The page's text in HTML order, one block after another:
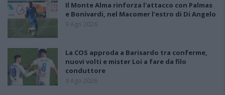
Il Monte Alma rinforza l'attacco con Palmas
e Bonivardi, nel Macomer l'estro di Di Angelo
9 Ago 2026
La COS approda a Barisardo tra conferme,
nuovi volti e mister Loi a fare da filo
conduttore
9 Ago 2026